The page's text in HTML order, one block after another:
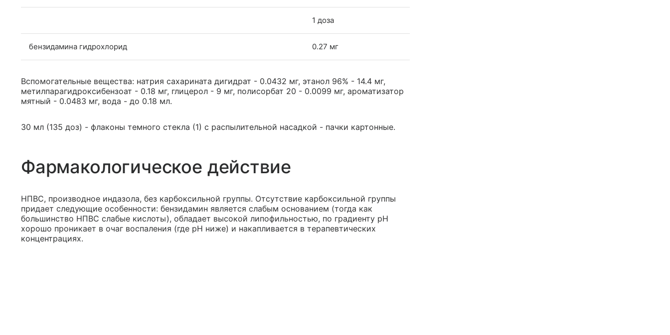
1 доза
бензидамина гидрохлорид 0.27 мг
Вспомогательные вещества: натрия сахарината дигидрат - 0.0432 мг, этанол 96% - 14.4 мг,
метилпарагидроксибензоат - 0.18 мг, глицерол - 9 мг, полисорбат 20 - 0.0099 мг, ароматизатор
мятный - 0.0483 мг, вода - до 0.18 мл.
30 мл (135 доз) - флаконы темного стекла (1) с распылительной насадкой - пачки картонные.
Фармакологическое действие
НПВС, производное индазола, без карбоксильной группы. Отсутствие карбоксильной группы
придает следующие особенности: бензидамин является слабым основанием (тогда как
большинство НПВС слабые кислоты), обладает высокой липофильностью, по градиенту pH
хорошо проникает в очаг воспаления (где рН ниже) и накапливается в терапевтических
концентрациях.